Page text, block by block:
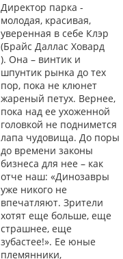
Директор парка -
молодая, красивая,
уверенная в себе Клэр
(Брайс Даллас Ховард
). Она – винтик и
шпунтик рынка до тех
пор, пока не клюнет
жареный петух. Вернее,
пока над ее ухоженной
головкой не поднимется
лапа чудовища. До поры
до времени законы
бизнеса для нее – как
отче наш: «Динозавры
уже никого не
впечатляют. Зрители
хотят еще больше, еще
страшнее, еще
зубастее!». Ее юные
племянники,